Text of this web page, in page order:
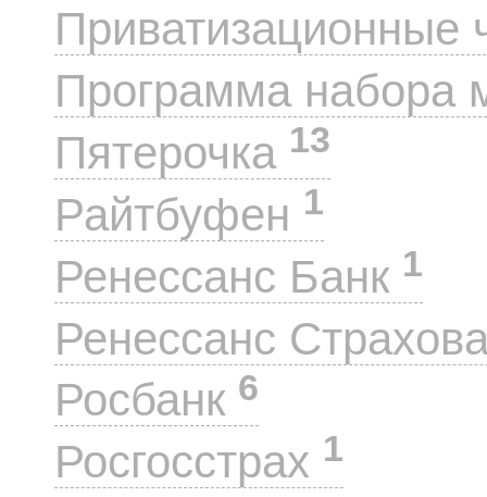
Приватизационные
Программа набора
Пятерочка 13
Райтбуфен 1
Ренессанс Банк 1
Ренессанс
Росбанк 6
Росгосстрах 1